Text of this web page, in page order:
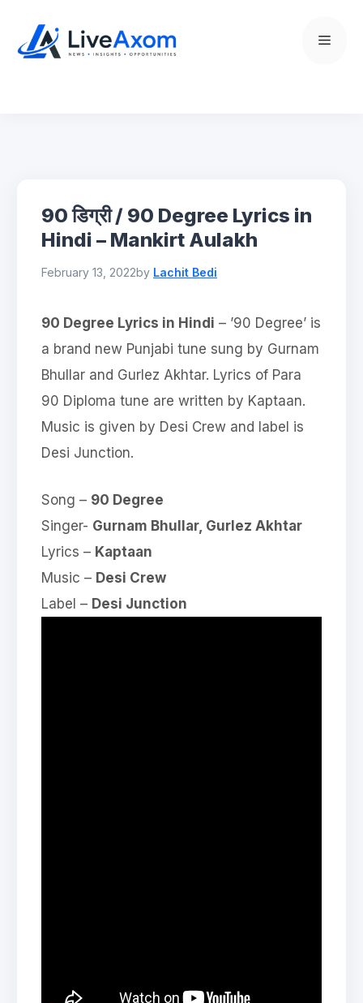
content
Menu
90 डिग्री / 90 Degree Lyrics in
Hindi – Mankirt Aulakh
February 13, 2022by Lachit Bedi
90 Degree Lyrics in Hindi – ’90 Degree’ is
a brand new Punjabi tune sung by Gurnam
Bhullar and Gurlez Akhtar. Lyrics of Para
90 Diploma tune are written by Kaptaan.
Music is given by Desi Crew and label is
Desi Junction.
Song – 90 Degree
Singer- Gurnam Bhullar, Gurlez Akhtar
Lyrics – Kaptaan
Music – Desi Crew
Label – Desi Junction